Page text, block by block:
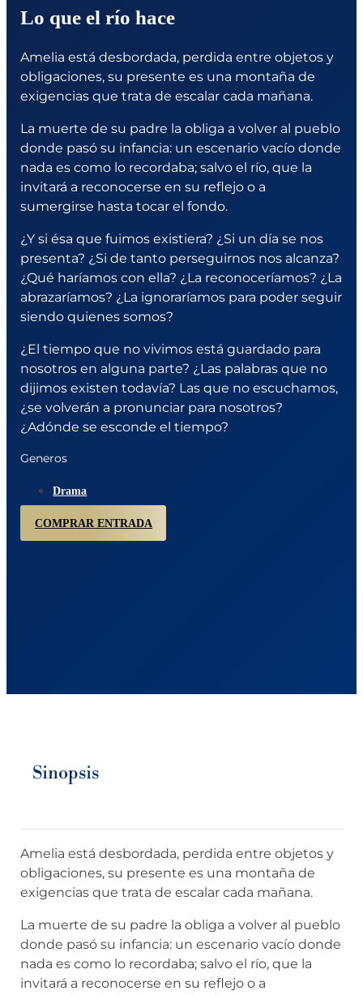
Lo que el río hace
Amelia está desbordada, perdida entre objetos y
obligaciones, su presente es una montaña de
exigencias que trata de escalar cada mañana.
La muerte de su padre la obliga a volver al pueblo
donde pasó su infancia: un escenario vacío donde
nada es como lo recordaba; salvo el río, que la
invitará a reconocerse en su reflejo o a
sumergirse hasta tocar el fondo.
¿Y si ésa que fuimos existiera? ¿Si un día se nos
presenta? ¿Si de tanto perseguirnos nos alcanza?
¿Qué haríamos con ella? ¿La reconoceríamos? ¿La
abrazaríamos? ¿La ignoraríamos para poder seguir
siendo quienes somos?
¿El tiempo que no vivimos está guardado para
nosotros en alguna parte? ¿Las palabras que no
dijimos existen todavía? Las que no escuchamos,
¿se volverán a pronunciar para nosotros?
¿Adónde se esconde el tiempo?
Generos
Drama
COMPRAR ENTRADA
Sinopsis
Amelia está desbordada, perdida entre objetos y
obligaciones, su presente es una montaña de
exigencias que trata de escalar cada mañana.
La muerte de su padre la obliga a volver al pueblo
donde pasó su infancia: un escenario vacío donde
nada es como lo recordaba; salvo el río, que la
invitará a reconocerse en su reflejo o a